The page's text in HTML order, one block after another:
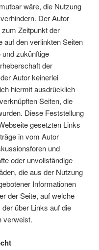
wäre, die Nutzung
Der Autor
Zeitpunkt der
auf den verlinkten Seiten
zukünftige
der
Autor keinerlei
hiermit ausdrücklich
Seiten, die
Diese Feststellung
gesetzten Links
in vom Autor
und
oder unvollständige
die aus der Nutzung
Informationen
der Seite, auf welche
über Links auf die
verweist.